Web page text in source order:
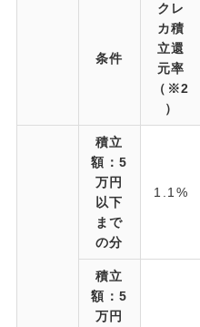
条件
クレ
カ積
立還
元率
（※2
）
積立
額：5
万円
以下
まで
の分
1.1%
積立
額：5
万円